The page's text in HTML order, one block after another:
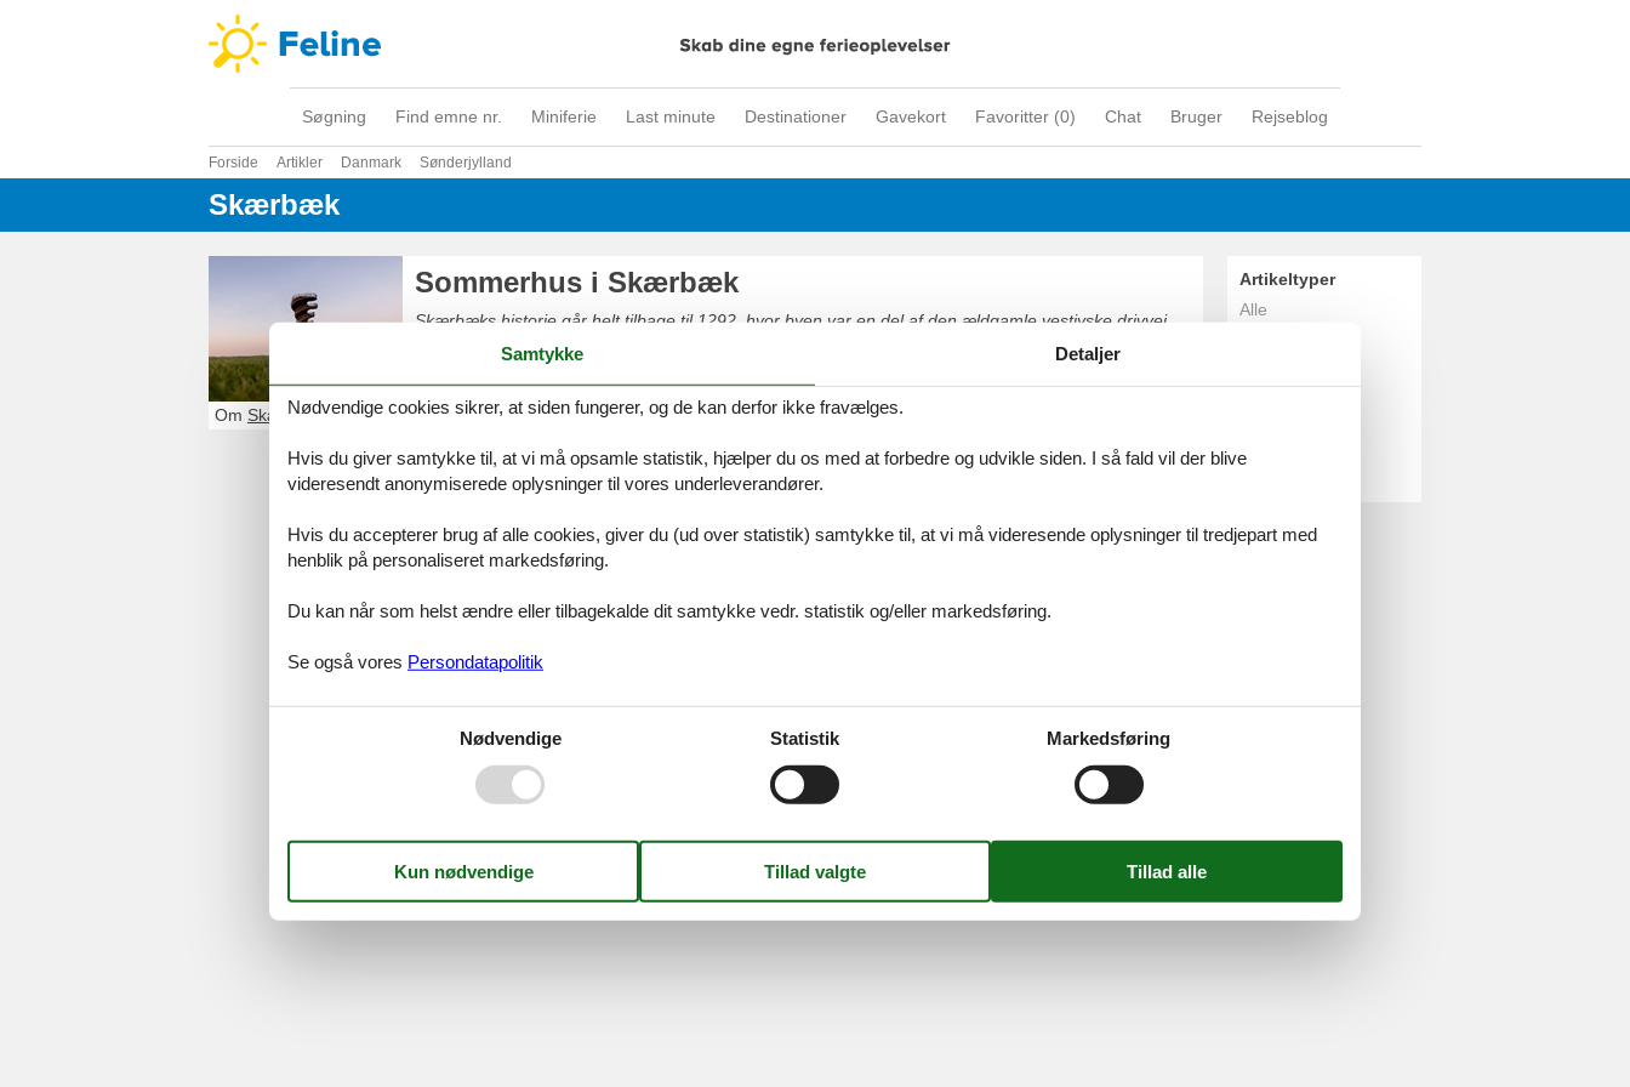
Søgning Find emne nr. Miniferie Last minute Destinationer Gavekort Favoritter (0) Chat Bruger Rejseblog
Forside Artikler Danmark Sønderjylland
Skærbæk
Sommerhus i Skærbæk
Skærbæks historie går helt tilbage til 1292, hvor byen var en del af den ældgamle vestjyske drivvej.
Også i dag er Skærbæk en attraktiv handelsby med sine mange specialforretninger. Byen ligger
smukt blandt egnens mange andre små hyggelige byer, så hele egnen emmer af kultur og historie.
Tæt på ligger også Vadehavet med Rømø, Fanø og Mandø, så den enestående natur er inden for
overkommelig afstand.
Om Skærbæk
Artikeltyper
Alle
Sønderjylland
Tilbudsmail
Cookies
Om os
©Feline Holidays-Feline Holidays A/S-Nygade 8B, 2.th -DK-7400 Herning-Danmark -Tlf: (+45) 8724 2251-Email:info@feline.dk
Momsnr.: DK26347688
Følg os
Samtykke Detaljer
Nødvendige cookies sikrer, at siden fungerer, og de kan derfor ikke fravælges.
Hvis du giver samtykke til, at vi må opsamle statistik, hjælper du os med at forbedre og udvikle siden. I så fald vil der blive
videresendt anonymiserede oplysninger til vores underleverandører.
Hvis du accepterer brug af alle cookies, giver du (ud over statistik) samtykke til, at vi må videresende oplysninger til tredjepart med
henblik på personaliseret markedsføring.
Du kan når som helst ændre eller tilbagekalde dit samtykke vedr. statistik og/eller markedsføring.
Se også vores Persondatapolitik
Nødvendige Statistik Markedsføring